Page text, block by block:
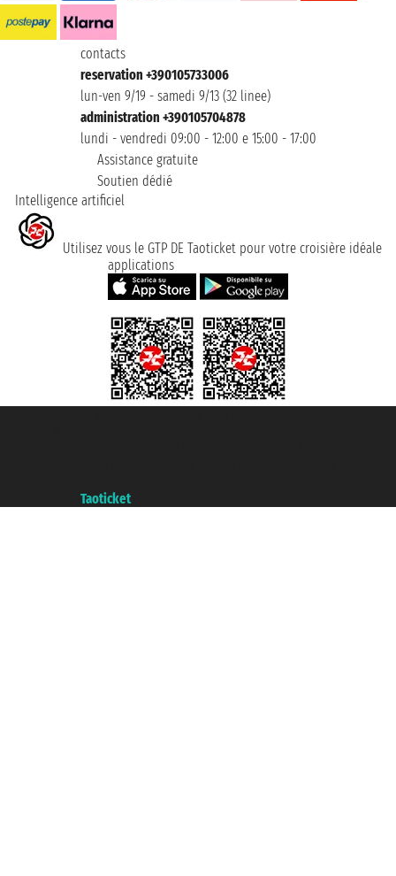
contacts
reservation +390105733006
lun-ven 9/19 - samedi 9/13 (32 linee)
administration +390105704878
lundi - vendredi 09:00 - 12:00 e 15:00 - 17:00
Assistance gratuite
Soutien dédié
Intelligence artificiel
Utilisez vous le GTP DE Taoticket pour votre croisière idéale
applications
Taoticket